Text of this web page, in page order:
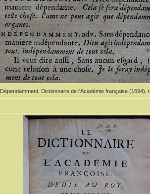
Dépendamment. Dictionnaire de l'Académie française (1694),